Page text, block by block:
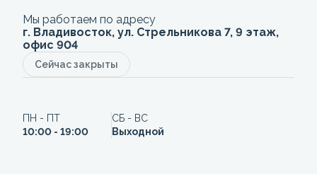
Мы работаем по адресу
г. Владивосток, ул. Стрельникова 7, 9 этаж,
офис 904
Сейчас закрыты
ПН - ПТ
10:00 - 19:00
СБ - ВС
Выходной